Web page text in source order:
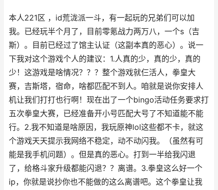
本人221区 ，id荒泷派一斗，有一起玩的兄弟们可以加
我。已经玩半个月了，目前零氪战力两万八，一个s（吉
斯）。目前已经过了馆主认证（这副本真的恶心）。说一
下我对这个游戏个人的建议：1.人真的少，真的少，真的
少！这游戏是啥情况？？？整个游戏就仨活人，拳皇大
赛，吉斯塔，宿命，啥都匹配不到人。咱就是说你安排人
机让我们打打也行啊！现在出了一个bingo活动任务要求打
五次拳皇大赛，已经准备开小号匹配大号了不知道能不能
行。2.我不知道是啥原因，我玩原神lol这些都不卡，就这
个游戏天天提示我网络不稳定，动不动闪我。（虽然有可
能是我手机问题）。但是真的恶心。打到一半给我闪退
了，给格斗家升级都能闪退？？离谱。3.拳皇这么好一个
ip，你就是说抄你也不能做的这么离谱吧。这个拳皇让我